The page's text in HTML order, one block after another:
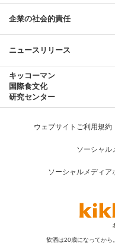
企業の社会的責任
ニュースリリース
キッコーマン
国際食文化
研究センター
ウェブサイトご利用規約
ソーシャル
ソーシャルメディア
飲酒は20歳になってから